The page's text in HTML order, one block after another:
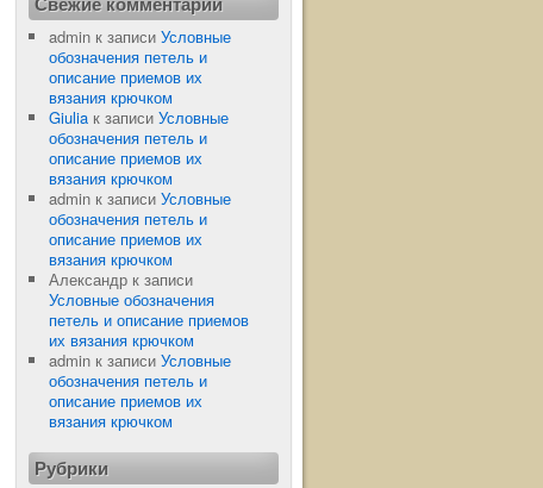
adminк записи Условные
обозначения петель и
описание приемов их
вязания крючком
Giuliaк записи Условные
обозначения петель и
описание приемов их
вязания крючком
adminк записи Условные
обозначения петель и
описание приемов их
вязания крючком
Александрк записи
Условные обозначения
петель и описание приемов
их вязания крючком
adminк записи Условные
обозначения петель и
описание приемов их
вязания крючком
Рубрики